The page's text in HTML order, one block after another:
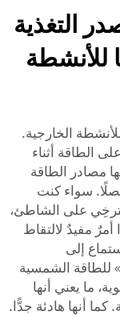
التغذية
للأنشطة
الخارجية.
الطاقة أثناء
مصادر الطاقة
سواء كنت
على الشاطئ،
مفيدٌ لالتقاط
إلى
الشمسية
ما يعني أنها
أنها هادئة جدًّا.